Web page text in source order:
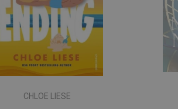
DENS BRAUNS